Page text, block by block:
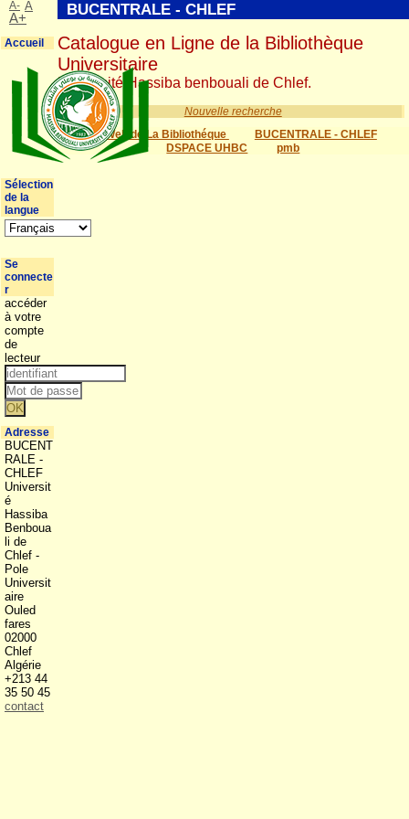
Nouvelle recherche
Site Web de La Bibliothéque
BUCENTRALE - CHLEF
DSPACE UHBC
pmb
BUCENTRALE - CHLEF
Catalogue en Ligne de la Bibliothèque
Universitaire
Université Hassiba benbouali de Chlef.
A- A
A+
Accueil
Sélection
de la
langue
Se
connecte
r
accéder
à votre
compte
de
lecteur
Adresse
BUCENT
RALE -
CHLEF
Universit
é
Hassiba
Benboua
li de
Chlef -
Pole
Universit
aire
Ouled
fares
02000
Chlef
Algérie
+213 44
35 50 45
contact